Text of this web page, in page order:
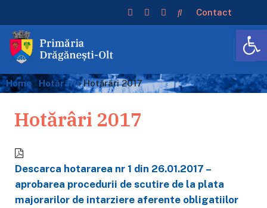
Home›Hotărâri›Hotărâri 2017
Contact
Hotărâri 2017
Descarca hotararea nr 1 din 26.01.2017 –
aprobarea procedurii de scutire de la plata
majorarilor de intarziere aferente obligatiilor